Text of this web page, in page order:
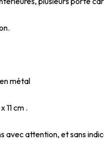
métal
11 cm .
avec attention, et sans